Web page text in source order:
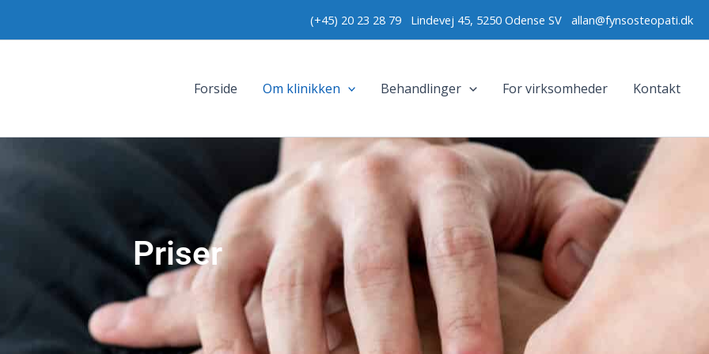
(+45) 20 23 28 79 Lindevej 45, 5250 Odense SV allan@fynsosteopati.dk
Forside Om klinikken Behandlinger For virksomheder Kontakt
Priser